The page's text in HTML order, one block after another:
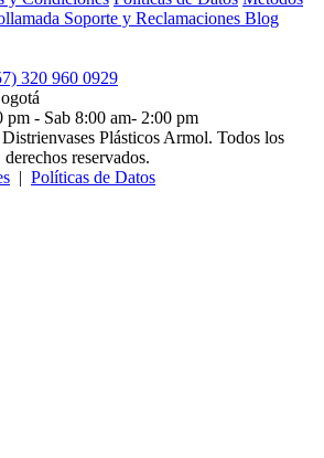
Soporte y Reclamaciones Blog
320 960 0929
- Sab 8:00 am- 2:00 pm
Plásticos Armol. Todos los
derechos reservados.
| Políticas de Datos